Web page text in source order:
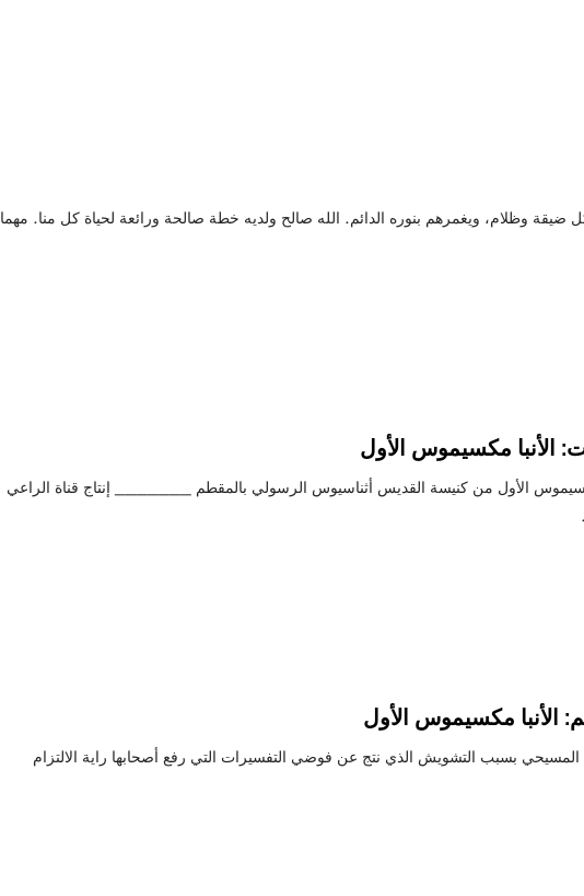
وظلام، ويغمرهم بنوره الدائم. الله صالح ولديه خطة صالحة ورائعة لحياة كل منا. مهما
الأنبا مكسيموس الأول
الأول من كنيسة القديس أثناسيوس الرسولي بالمقطم _______ إنتاج قناة الراعي
الأنبا مكسيموس الأول
بسبب التشويش الذي نتج عن فوضي التفسيرات التي رفع أصحابها راية الالتزام